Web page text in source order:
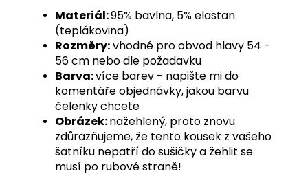
Materiál:95% bavlna, 5% elastan
(teplákovina)
Rozměry:vhodné pro obvod hlavy 54 -
56 cm nebo dle požadavku
Barva:více barev - napište mi do
komentáře objednávky, jakou barvu
čelenky chcete
Obrázek:nažehlený, proto znovu
zdůrazňujeme, že tento kousek z vašeho
šatníku nepatří do sušičky a žehlit se
musí po rubové straně!